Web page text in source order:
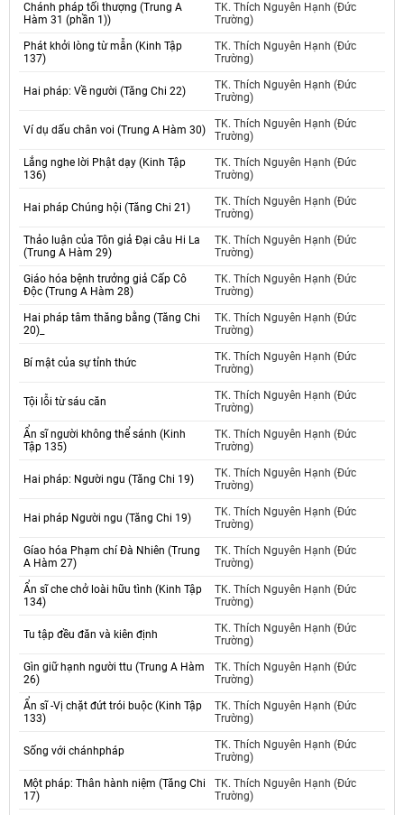
Chánh pháp tối thượng (Trung A
Hàm 31 (phần 1))
TK. Thích Nguyên Hạnh (Đức
Trường)
Phát khởi lòng từ mẫn (Kinh Tập
137)
TK. Thích Nguyên Hạnh (Đức
Trường)
Hai pháp: Về người (Tăng Chi 22)
TK. Thích Nguyên Hạnh (Đức
Trường)
Ví dụ dấu chân voi (Trung A Hàm 30)
TK. Thích Nguyên Hạnh (Đức
Trường)
Lắng nghe lời Phật dạy (Kinh Tập
136)
TK. Thích Nguyên Hạnh (Đức
Trường)
Hai pháp Chúng hội (Tăng Chi 21)
TK. Thích Nguyên Hạnh (Đức
Trường)
Thảo luận của Tôn giả Đại câu Hi La
(Trung A Hàm 29)
TK. Thích Nguyên Hạnh (Đức
Trường)
Giáo hóa bệnh trưởng giả Cấp Cô
Độc (Trung A Hàm 28)
TK. Thích Nguyên Hạnh (Đức
Trường)
Hai pháp tâm thăng bằng (Tăng Chi
20)_
TK. Thích Nguyên Hạnh (Đức
Trường)
Bí mật của sự tỉnh thức
TK. Thích Nguyên Hạnh (Đức
Trường)
Tội lỗi từ sáu căn
TK. Thích Nguyên Hạnh (Đức
Trường)
Ẩn sĩ người không thể sánh (Kinh
Tập 135)
TK. Thích Nguyên Hạnh (Đức
Trường)
Hai pháp: Người ngu (Tăng Chi 19)
TK. Thích Nguyên Hạnh (Đức
Trường)
Hai pháp Người ngu (Tăng Chi 19)
TK. Thích Nguyên Hạnh (Đức
Trường)
Gíao hóa Phạm chí Đà Nhiên (Trung
A Hàm 27)
TK. Thích Nguyên Hạnh (Đức
Trường)
Ẩn sĩ che chở loài hữu tình (Kinh Tập
134)
TK. Thích Nguyên Hạnh (Đức
Trường)
Tu tập đều đăn và kiên định
TK. Thích Nguyên Hạnh (Đức
Trường)
Gìn giữ hạnh người ttu (Trung A Hàm
26)
TK. Thích Nguyên Hạnh (Đức
Trường)
Ẩn sĩ -Vị chặt đứt trói buộc (Kinh Tập
133)
TK. Thích Nguyên Hạnh (Đức
Trường)
Sống với chánhpháp
TK. Thích Nguyên Hạnh (Đức
Trường)
Một pháp: Thân hành niệm (Tăng Chi
17)
TK. Thích Nguyên Hạnh (Đức
Trường)